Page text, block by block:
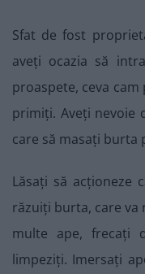
Sfat de fost
aveți ocazia să
proaspete, ceva
primiți. Aveți nevoie
care să masați burta
Lăsați să acționeze
răzuiți burta, care va
multe ape, frecați
limpeziți. Imersați